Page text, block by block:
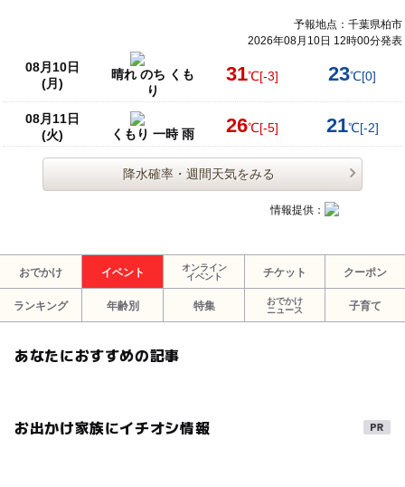
予報地点：千葉県柏市
2026年08月10日 12時00分発表
08月10日
(月)
晴れ のち くも
り
31℃[-3] 23℃[0]
08月11日
(火)
くもり 一時 雨 26℃[-5] 21℃[-2]
降水確率・週間天気をみる
情報提供：
おでかけ イベント
オンライン
イベント
チケット クーポン
ランキング 年齢別 特集
おでかけ
ニュース
子育て
あなたにおすすめの記事
お出かけ家族にイチオシ情報